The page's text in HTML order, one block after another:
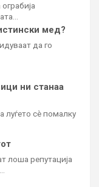
мед?
да го
ни станаа
луѓето сè помалку
лоша репутација